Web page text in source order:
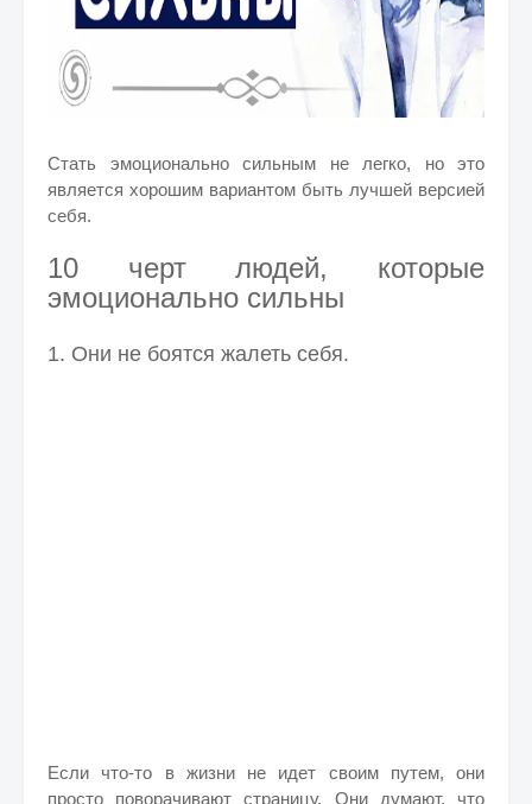
Стать эмоционально сильным не легко, но это
является хорошим вариантом быть лучшей версией
себя.
10 черт людей, которые
эмоционально сильны
1. Они не боятся жалеть себя.
Если что-то в жизни не идет своим путем, они
просто поворачивают страницу. Они думают, что